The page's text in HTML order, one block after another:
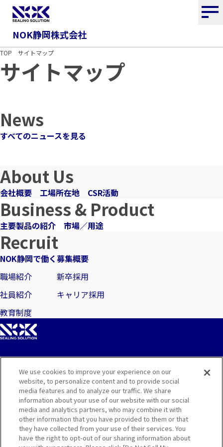
NOK静岡株式会社
TOP サイトマップ
サイトマップ
News
すべてのニュースを見る
About Us
会社概要 工場所在地 CSR活動
Business & Product
主要製品の紹介 市場／用途
Recruit
NOK静岡で働く
職場紹介
社員紹介
教育制度
募集概要
新卒採用
キャリア採用
サイトマップ
お問い合わせ
ご利用規約
プライバシー・クッキーポリシー
We use cookies to improve your experience on our
website, to personalize content and to provide social
media features and to analyze our traffic. We share
information about your use of our website with our social
media and analytics partners, who may combine it with
other information that you have provided to them or that
they have collected from your use of their services. You
have the right to opt-out of our sharing information about